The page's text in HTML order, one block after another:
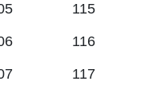
115
116
117